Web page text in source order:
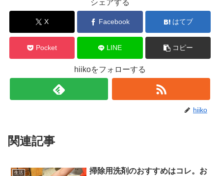
シェアする
X Facebook はてブ
Pocket LINE コピー
hiikoをフォローする
hiiko
関連記事
生活
掃除用洗剤のおすすめはコレ。お